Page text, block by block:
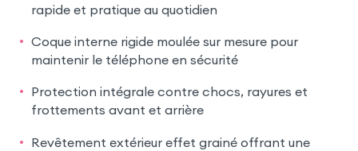
rapide et pratique au quotidien
Coque interne rigide moulée sur mesure pour
maintenir le téléphone en sécurité
Protection intégrale contre chocs, rayures et
frottements avant et arrière
Revêtement extérieur effet grainé offrant une